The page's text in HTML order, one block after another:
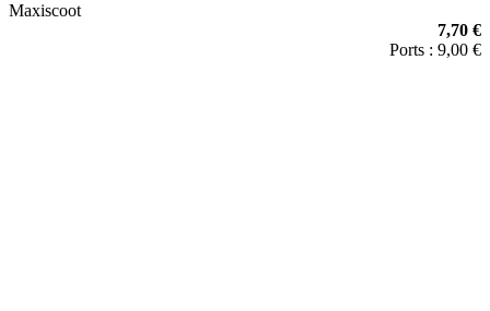
Maxiscoot
7,70 €
Ports : 9,00 €